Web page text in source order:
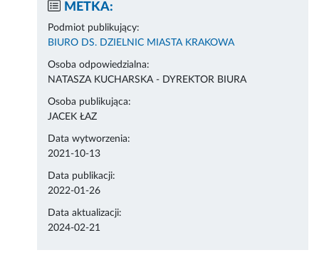
METKA:
Podmiot publikujący:
BIURO DS. DZIELNIC MIASTA KRAKOWA
Osoba odpowiedzialna:
NATASZA KUCHARSKA - DYREKTOR BIURA
Osoba publikująca:
JACEK ŁAZ
Data wytworzenia:
2021-10-13
Data publikacji:
2022-01-26
Data aktualizacji:
2024-02-21